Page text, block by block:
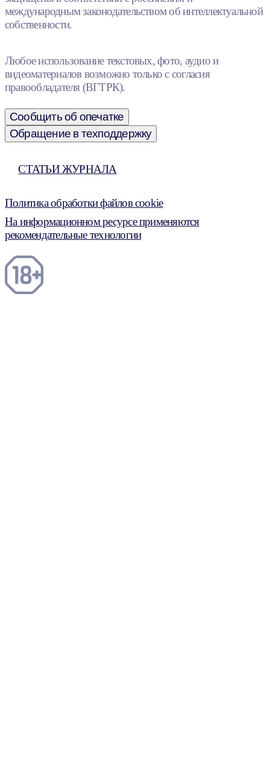
международным законодательством об интеллектуальной
собственности.
Любое использование текстовых, фото, аудио и
видеоматериалов возможно только с согласия
правообладателя (ВГТРК).
Сообщить об опечатке
Обращение в техподдержку
СТАТЬИ ЖУРНАЛА
Политика обработки файлов cookie
На информационном ресурсе применяются
рекомендательные технологии